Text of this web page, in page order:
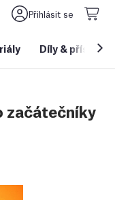
Přihlásit se
Díly &
začátečníky